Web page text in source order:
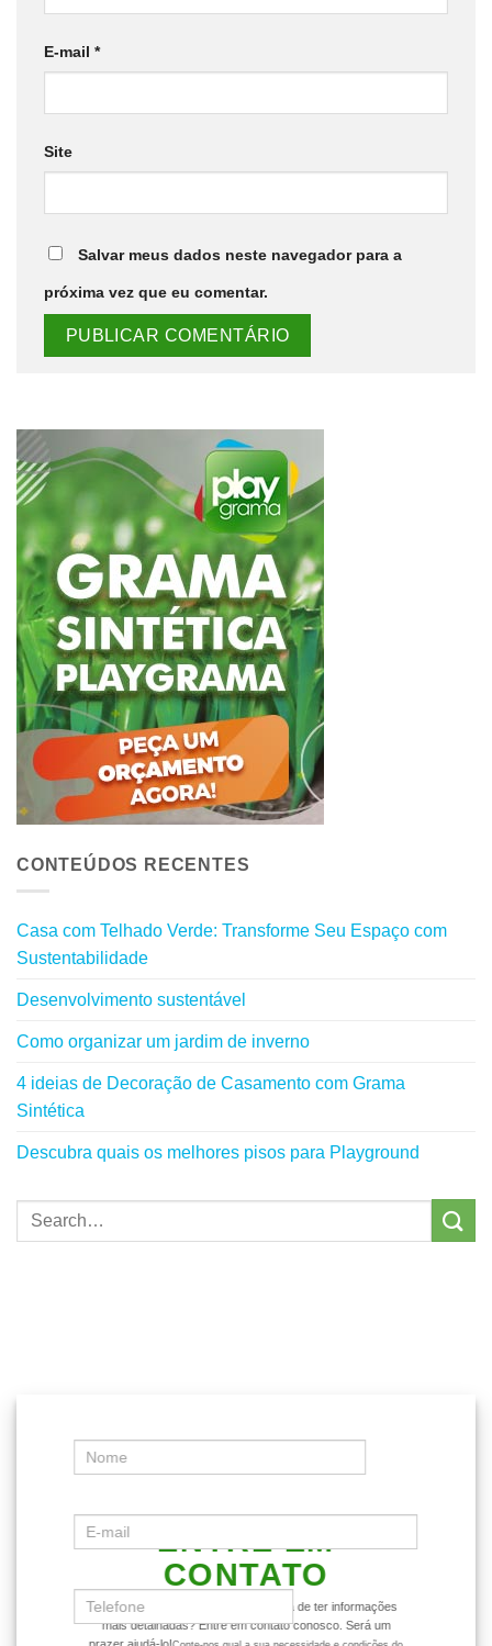
E-mail *
Site
Salvar meus dados neste navegador para a
próxima vez que eu comentar.
CONTEÚDOS RECENTES
Casa com Telhado Verde: Transforme Seu Espaço com
Sustentabilidade
Desenvolvimento sustentável
Como organizar um jardim de inverno
4 ideias de Decoração de Casamento com Grama
Sintética
Descubra quais os melhores pisos para Playground
ENTRE EM
CONTATO
Ficou com alguma dúvida ou gostaria de ter informações
mais detalhadas? Entre em contato conosco. Será um